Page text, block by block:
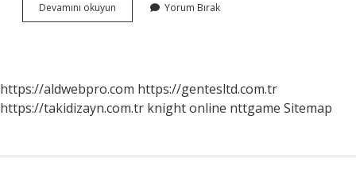
Devamını okuyun
Bunaldım
Yorum Bırak
https://aldwebpro.com https://gentesltd.com.tr
https://takidizayn.com.tr knight online nttgame Sitemap